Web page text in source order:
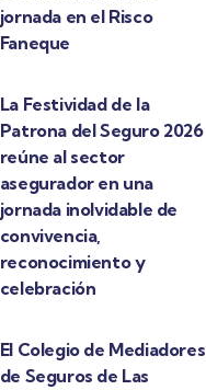
jornada en el Risco
Faneque
La Festividad de la
Patrona del Seguro 2026
reúne al sector
asegurador en una
jornada inolvidable de
convivencia,
reconocimiento y
celebración
El Colegio de Mediadores
de Seguros de Las